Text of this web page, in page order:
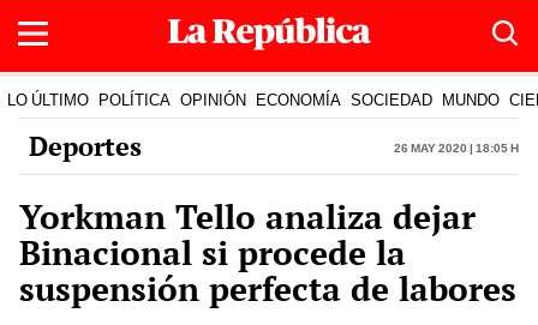
LO ÚLTIMO POLÍTICA OPINIÓN ECONOMÍA SOCIEDAD MUNDO
Deportes 26 May 2020 | 18:05 h
Yorkman Tello analiza dejar
Binacional si procede la
suspensión perfecta de labores